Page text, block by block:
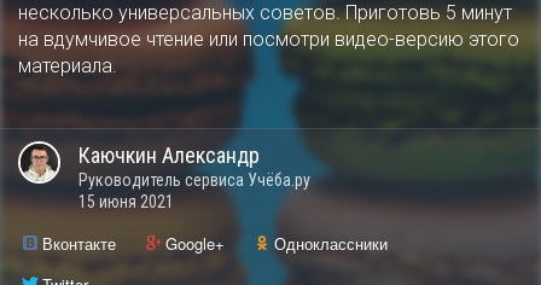
несколько универсальных советов. Приготовь 5 минут
на вдумчивое чтение или посмотри видео-версию этого
материала.
Каючкин Александр
Руководитель сервиса Учёба.ру
15 июня 2021
Вконтакте Google+
Одноклассники